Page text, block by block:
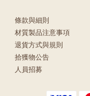
條款與細則
材質製品注意事項
退貨方式與規則
拾獲物公告
人員招募